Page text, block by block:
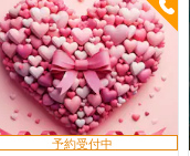
予約受付中